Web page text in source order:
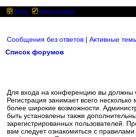
Вход Регистрация
Сообщения без ответов | Активные
Список форумов
Для входа на конференцию вы должны
Регистрация занимает всего
более широкие возможности.
быть установлены также
зарегистрированных пользователей.
вам следует ознакомиться с